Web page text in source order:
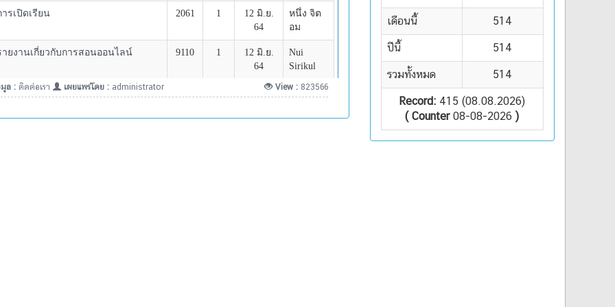
ล : ติดต่อเรา เผยแพร่โดย : administrator View : 823566
เดือนนี้ 514
ปีนี้ 514
รวมทั้งหมด 514
Record: 415 (08.08.2026)
( Counter08-08-2026 )